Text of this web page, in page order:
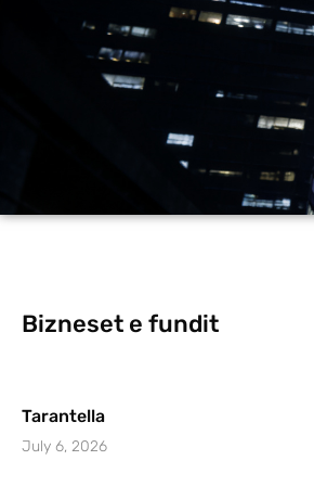
Bizneset e fundit
Tarantella
July 6, 2026